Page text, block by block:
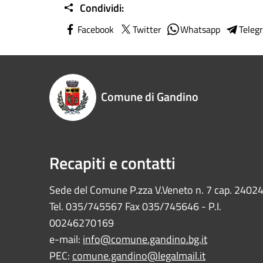
Condividi:
Facebook Twitter Whatsapp
Comune di Gandino
Recapiti e contatti
Sede del Comune P.zza V.Veneto n. 7 cap. 24024
Tel. 035/745567 Fax 035/745646 - P.I.
00246270169
e-mail: info@comune.gandino.bg.it
PEC: comune.gandino@legalmail.it